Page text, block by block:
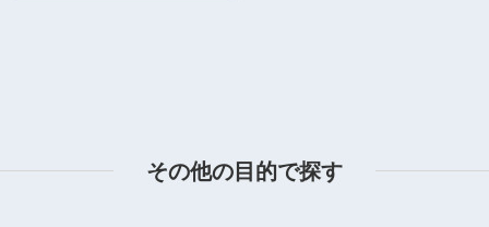
その他の目的で探す